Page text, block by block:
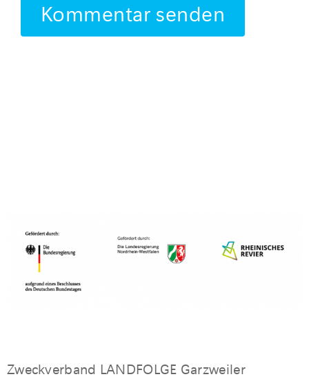
Zweckverband LANDFOLGE Garzweiler